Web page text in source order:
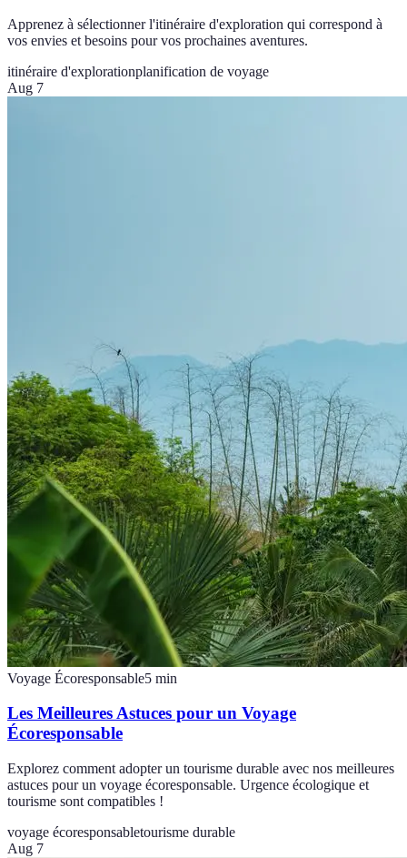
Apprenez à sélectionner l'itinéraire d'exploration qui correspond à
vos envies et besoins pour vos prochaines aventures.
itinéraire d'explorationplanification de voyage
Aug 7
Voyage Écoresponsable5 min
Les Meilleures Astuces pour un Voyage
Écoresponsable
Explorez comment adopter un tourisme durable avec nos meilleures
astuces pour un voyage écoresponsable. Urgence écologique et
tourisme sont compatibles !
voyage écoresponsabletourisme durable
Aug 7